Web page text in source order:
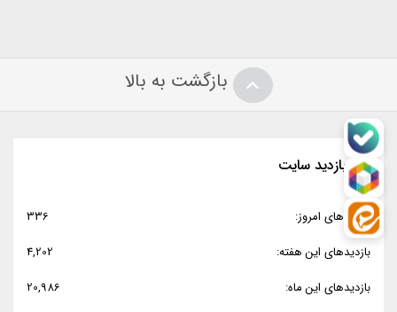
بازگشت به بالا
آمار بازدید سایت
بازدیدهای امروز:
336
بازدیدهای این هفته:
4,202
بازدیدهای این ماه:
20,986